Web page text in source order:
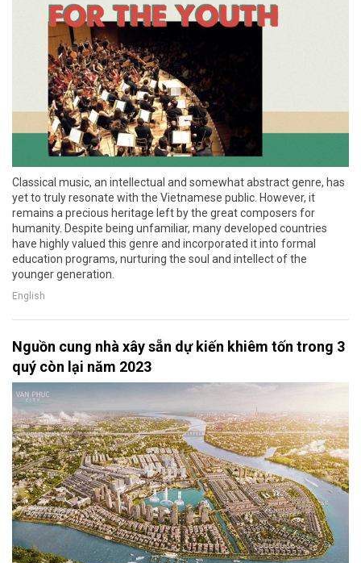
Classical music, an intellectual and somewhat abstract genre, has
yet to truly resonate with the Vietnamese public. However, it
remains a precious heritage left by the great composers for
humanity. Despite being unfamiliar, many developed countries
have highly valued this genre and incorporated it into formal
education programs, nurturing the soul and intellect of the
younger generation.
English
Nguồn cung nhà xây sẵn dự kiến khiêm tốn trong 3
quý còn lại năm 2023